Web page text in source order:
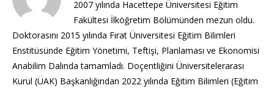
2007 yılında Hacettepe Üniversitesi Eğitim
Fakültesi İlköğretim Bölümünden mezun oldu.
Doktorasını 2015 yılında Fırat Üniversitesi Eğitim Bilimleri
Enstitüsünde Eğitim Yönetimi, Teftişi, Planlaması ve Ekonomisi
Anabilim Dalında tamamladı. Doçentliğini Üniversitelerarası
Kurul (ÜAK) Başkanlığından 2022 yılında Eğitim Bilimleri (Eğitim